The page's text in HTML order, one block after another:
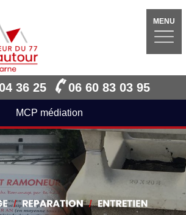
MENU
36 25 06 60 83 03 95
MCP médiation